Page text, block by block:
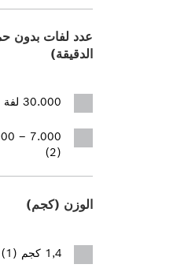
عدد لفات بدون
الدقيقة)
30.000 لفة في الدقيقة (1)
(2)
الوزن (كجم)
1,4 كجم (1)